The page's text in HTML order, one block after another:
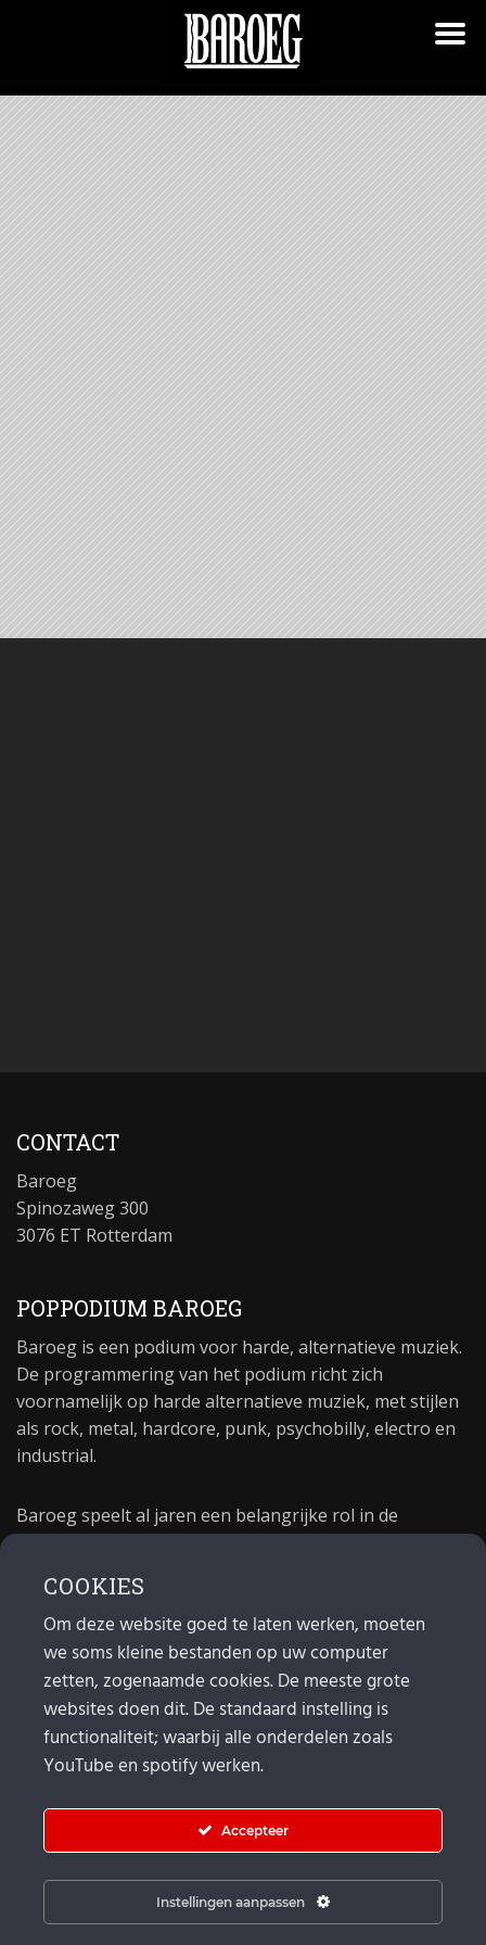
CONTACT
Baroeg
Spinozaweg 300
3076 ET Rotterdam
POPPODIUM BAROEG
Baroeg is een podium voor harde, alternatieve muziek.
De programmering van het podium richt zich
voornamelijk op harde alternatieve muziek, met stijlen
als rock, metal, hardcore, punk, psychobilly, electro en
industrial.
Baroeg speelt al jaren een belangrijke rol in de
poppodium 40 jaar.
MAIL
Algemeen: info@baroeg.nl
Bands & boeking: leon@baroeg.nl
Promotie & publiciteit: francis@baroeg.nl
COOKIES
Om deze website goed te laten werken, moeten
we soms kleine bestanden op uw computer
zetten, zogenaamde cookies. De meeste grote
websites doen dit. De standaard instelling is
functionaliteit; waarbij alle onderdelen zoals
YouTube en spotify werken.
Accepteer
Instellingen aanpassen